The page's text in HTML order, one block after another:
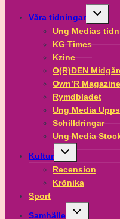
Våra tidningar
Toggle
menu
Ung Medias
KG Times
Kzine
O(R)DEN
Own’R Magazine
Rymdbladet
Ung Media
Schilldringar
Ung Media
Kultur
Toggle
menu
Recension
Krönika
Sport
Samhälle
Toggle